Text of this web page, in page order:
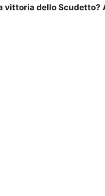
vittoria dello Scudetto?